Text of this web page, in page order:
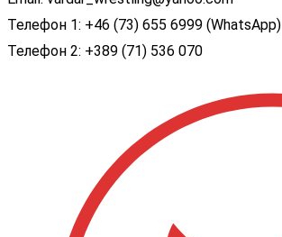
Телефон 1: +46 (73) 655 6999 (WhatsApp)
Телефон 2: +389 (71) 536 070